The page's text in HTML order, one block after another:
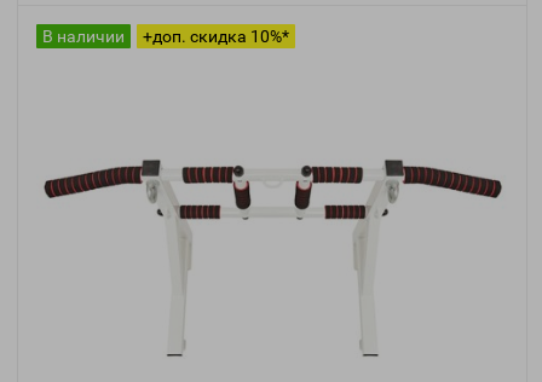
В наличии +доп. скидка 10%*